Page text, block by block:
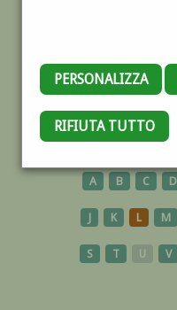
PERSONALIZZA
RIFIUTA TUTTO
NOCERA
A B C D
J K L M
S T U V